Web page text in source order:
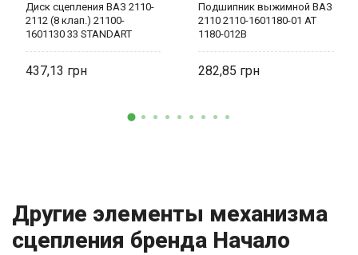
Диск сцепления ВАЗ 2110-
2112 (8 клап.) 21100-
1601130 33 STANDART
437,13
Подшипник выжимной ВАЗ
2110 2110-1601180-01 AT
1180-012B
282,85
Другие элементы механизма
сцепления бренда Начало